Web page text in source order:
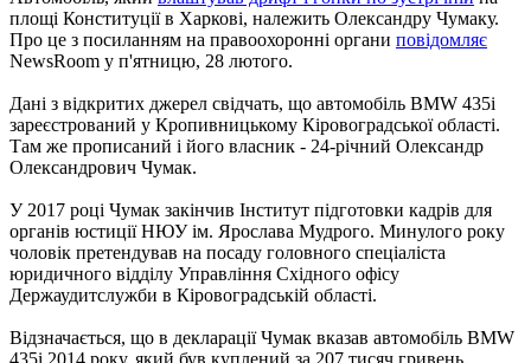
площі Конституції в Харкові, належить Олександру Чумаку.
Про це з посиланням на правоохоронні органи повідомляє
NewsRoom у п'ятницю, 28 лютого.
Дані з відкритих джерел свідчать, що автомобіль BMW 435і
зареєстрований у Кропивницькому Кіровоградської області.
Там же прописаний і його власник - 24-річний Олександр
Олександрович Чумак.
У 2017 році Чумак закінчив Інститут підготовки кадрів для
органів юстиції НЮУ ім. Ярослава Мудрого. Минулого року
чоловік претендував на посаду головного спеціаліста
юридичного відділу Управління Східного офісу
Держаудитслужби в Кіровоградській області.
Відзначається, що в декларації Чумак вказав автомобіль BMW
435і 2014 року, який був куплений за 207 тисяч гривень.